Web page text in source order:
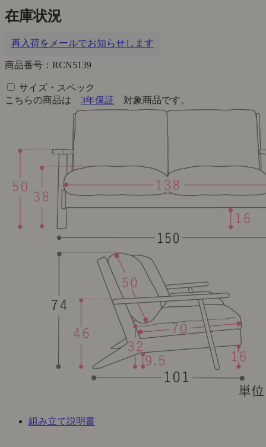
在庫状況
再入荷をメールでお知らせします
商品番号：RCN5139
サイズ・スペック
こちらの商品は 3年保証 対象商品です。
組み立て説明書